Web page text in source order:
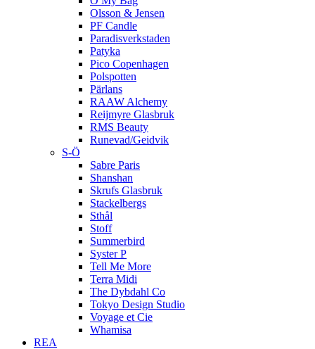
Olsson & Jensen
PF Candle
Paradisverkstaden
Patyka
Pico Copenhagen
Polspotten
Pärlans
RAAW Alchemy
Reijmyre Glasbruk
RMS Beauty
Runevad/Geidvik
S-Ö
Sabre Paris
Shanshan
Skrufs Glasbruk
Stackelbergs
Sthål
Stoff
Summerbird
Syster P
Tell Me More
Terra Midi
The Dybdahl Co
Tokyo Design Studio
Voyage et Cie
Whamisa
REA